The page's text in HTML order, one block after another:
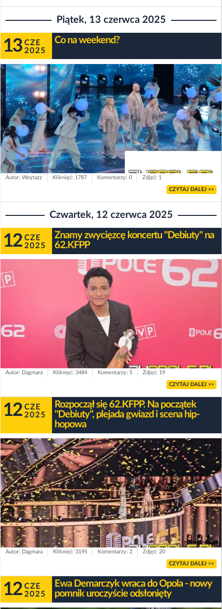
Piątek, 13 czerwca 2025
13 CZE
2025
Co na weekend?
Autor: Woytazz Kliknięć: 1787 Komentarzy: 0 Zdjęć: 1
CZYTAJ DALEJ >>
Czwartek, 12 czerwca 2025
12 CZE
2025
Znamy zwycięzcę koncertu "Debiuty" na
62.KFPP
Autor: Dagmara Kliknięć: 3484 Komentarzy: 5 Zdjęć: 19
CZYTAJ DALEJ >>
12 CZE
2025
Rozpoczął się 62.KFPP. Na początek
"Debiuty", plejada gwiazd i scena hip-
hopowa
Autor: Dagmara Kliknięć: 3195 Komentarzy: 2 Zdjęć: 20
CZYTAJ DALEJ >>
12 CZE
2025
Ewa Demarczyk wraca do Opola - nowy
pomnik uroczyście odsłonięty